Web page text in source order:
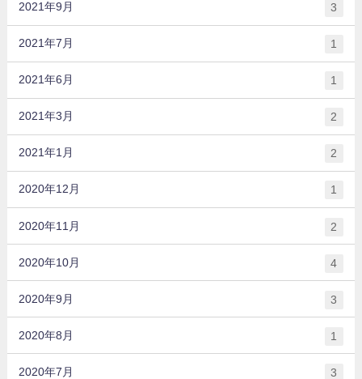
2021年9月 3
2021年7月 1
2021年6月 1
2021年3月 2
2021年1月 2
2020年12月 1
2020年11月 2
2020年10月 4
2020年9月 3
2020年8月 1
2020年7月 3